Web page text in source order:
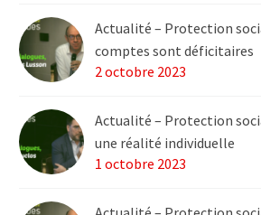
Actualité – Protection
comptes sont déficitaires
2 octobre 2023
Actualité – Protection
une réalité individuelle
1 octobre 2023